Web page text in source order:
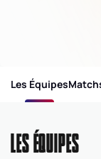
Les Équipes
LES ÉQUIPES